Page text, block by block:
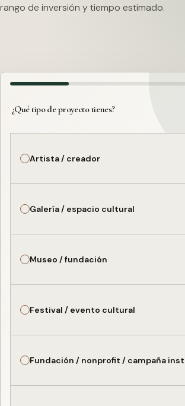
rango de inversión y tiempo estimado.
¿Qué tipo de proyecto tienes?
Artista / creador
Galería / espacio cultural
Museo / fundación
Festival / evento cultural
Fundación / nonprofit / campaña